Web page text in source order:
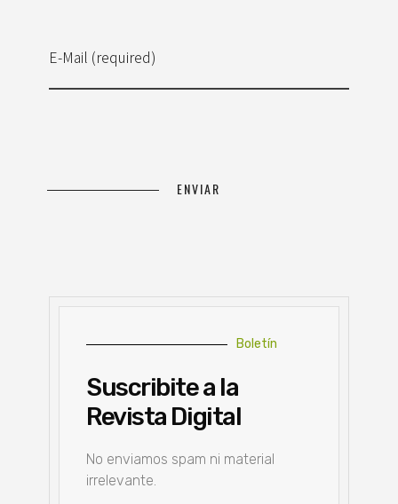
E-Mail (required)
Boletín
Suscribite a la
Revista Digital
No enviamos spam ni material
irrelevante.